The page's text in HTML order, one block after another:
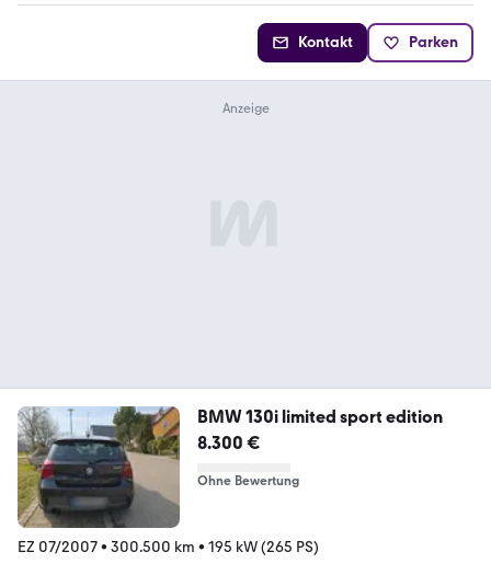
Kontakt Parken
BMW 130i limited sport edition
8.300 €
Ohne Bewertung
EZ 07/2007• 300.500 km • 195 kW (265 PS)